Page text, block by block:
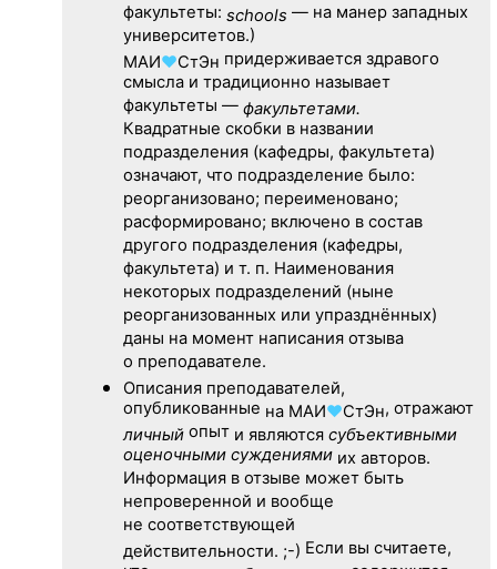
факультеты: schools — на манер западных
университетов.)
МАИ♥СтЭн придерживается здравого
смысла и традиционно называет
факультеты — факультетами.
Квадратные скобки в названии
подразделения (кафедры, факультета)
означают, что подразделение было:
реорганизовано; переименовано;
расформировано; включено в состав
другого подразделения (кафедры,
факультета) и т. п. Наименования
некоторых подразделений (ныне
реорганизованных или упразднённых)
даны на момент написания отзыва
о преподавателе.
Описания преподавателей,
опубликованные на МАИ♥СтЭн, отражают
личныйопыт и являются субъективными
оценочными суждениямиих авторов.
Информация в отзыве может быть
непроверенной и вообще
не соответствующей
действительности. ;-) Если вы считаете,